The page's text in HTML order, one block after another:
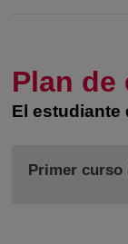
Plan
El estudiante
Primer curso